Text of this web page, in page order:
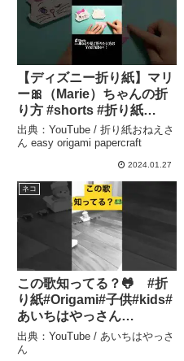
【ディズニー折り紙】マリ
ー🎀（Marie）ちゃんの折
り方 #shorts #折り紙
#origami #ディズニー
#disney #マリーちゃん –
折り紙おねえさん easy
出典：YouTube / 折り紙おねえさ
ん easy origami papercraft
2024.01.27
ネコ
この歌知ってる？🐸 #折
り紙#Origami#子供#kids#
あいちはやっさん
#shorts#カエル#jump
#music – あいちはやっさ
出典：YouTube / あいちはやっさ
ん